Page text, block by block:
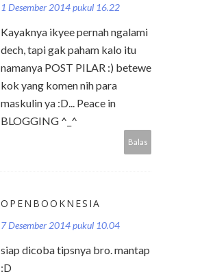
1 Desember 2014 pukul 16.22
Kayaknya ikyee pernah ngalami
dech, tapi gak paham kalo itu
namanya POST PILAR :) betewe
kok yang komen nih para
maskulin ya :D... Peace in
BLOGGING ^_^
Balas
OPENBOOKNESIA
7 Desember 2014 pukul 10.04
siap dicoba tipsnya bro. mantap
:D